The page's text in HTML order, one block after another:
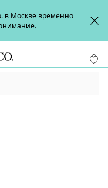
в Москве временно